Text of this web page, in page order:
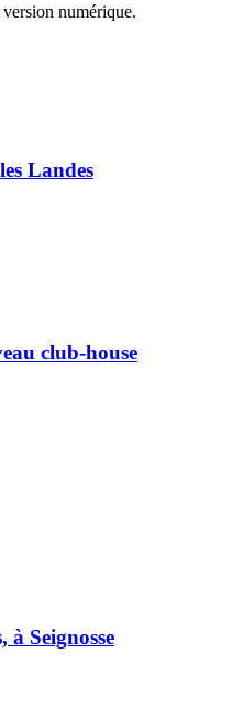
version numérique.
Landes
club-house
Seignosse